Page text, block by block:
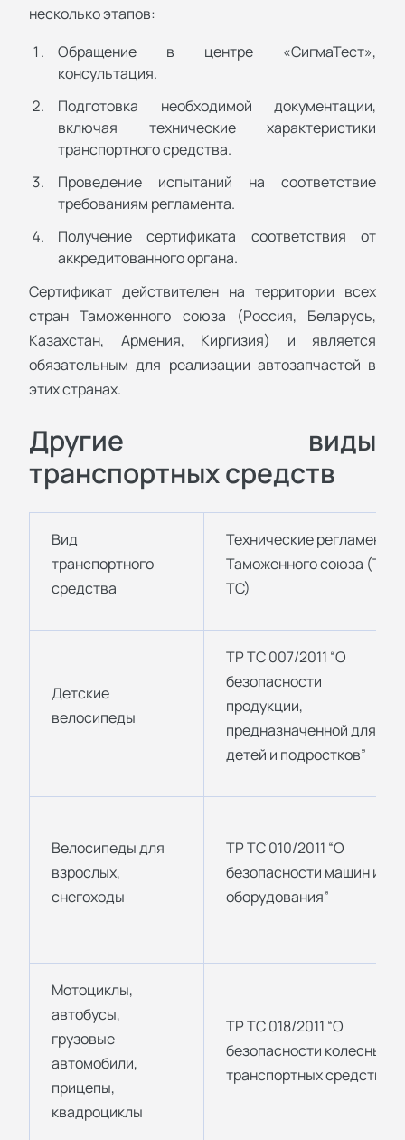
несколько этапов:
Обращение в центре «СигмаТест»,
консультация.
Подготовка необходимой документации,
включая технические характеристики
транспортного средства.
Проведение испытаний на соответствие
требованиям регламента.
Получение сертификата соответствия от
аккредитованного органа.
Сертификат действителен на территории всех
стран Таможенного союза (Россия, Беларусь,
Казахстан, Армения, Киргизия) и является
обязательным для реализации автозапчастей в
этих странах.
Другие виды
транспортных средств
Вид
транспортного
средства
Технические регламенты
Таможенного союза (ТР
ТС)
Детские
велосипеды
ТР ТС 007/2011 “О
безопасности
продукции,
предназначенной для
детей и подростков”
Велосипеды для
взрослых,
снегоходы
ТР ТС 010/2011 “О
безопасности машин и
оборудования”
Мотоциклы,
автобусы,
грузовые
автомобили,
прицепы,
квадроциклы
ТР ТС 018/2011 “О
безопасности колесных
транспортных средств”